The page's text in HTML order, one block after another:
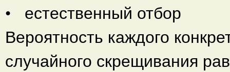
• естественный отбор
Вероятность каждого
случайного скрещивания